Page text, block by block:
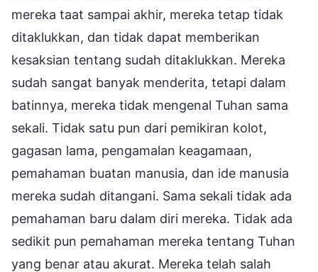
mereka taat sampai akhir, mereka tetap tidak
ditaklukkan, dan tidak dapat memberikan
kesaksian tentang sudah ditaklukkan. Mereka
sudah sangat banyak menderita, tetapi dalam
batinnya, mereka tidak mengenal Tuhan sama
sekali. Tidak satu pun dari pemikiran kolot,
gagasan lama, pengamalan keagamaan,
pemahaman buatan manusia, dan ide manusia
mereka sudah ditangani. Sama sekali tidak ada
pemahaman baru dalam diri mereka. Tidak ada
sedikit pun pemahaman mereka tentang Tuhan
yang benar atau akurat. Mereka telah salah